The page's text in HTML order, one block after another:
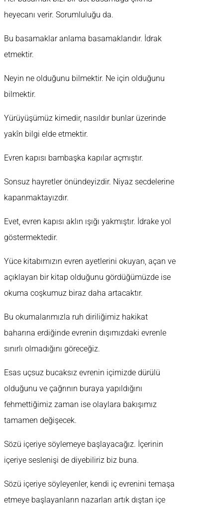
heyecanı verir. Sorumluluğu da.
Bu basamaklar anlama basamaklarıdır. İdrak
etmektir.
Neyin ne olduğunu bilmektir. Ne için olduğunu
bilmektir.
Yürüyüşümüz kimedir, nasıldır bunlar üzerinde
yakîn bilgi elde etmektir.
Evren kapısı bambaşka kapılar açmıştır.
Sonsuz hayretler önündeyizdir. Niyaz secdelerine
kapanmaktayızdır.
Evet, evren kapısı aklın ışığı yakmıştır. İdrake yol
göstermektedir.
Yüce kitabımızın evren ayetlerini okuyan, açan ve
açıklayan bir kitap olduğunu gördüğümüzde ise
okuma coşkumuz biraz daha artacaktır.
Bu okumalarımızla ruh diriliğimiz hakikat
baharına erdiğinde evrenin dışımızdaki evrenle
sınırlı olmadığını göreceğiz.
Esas uçsuz bucaksız evrenin içimizde dürülü
olduğunu ve çağrının buraya yapıldığını
fehmettiğimiz zaman ise olaylara bakışımız
tamamen değişecek.
Sözü içeriye söylemeye başlayacağız. İçerinin
içeriye seslenişi de diyebiliriz biz buna.
Sözü içeriye söyleyenler, kendi iç evrenini temaşa
etmeye başlayanların nazarları artık dıştan içe